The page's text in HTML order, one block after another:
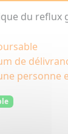
du reflux
de
personne